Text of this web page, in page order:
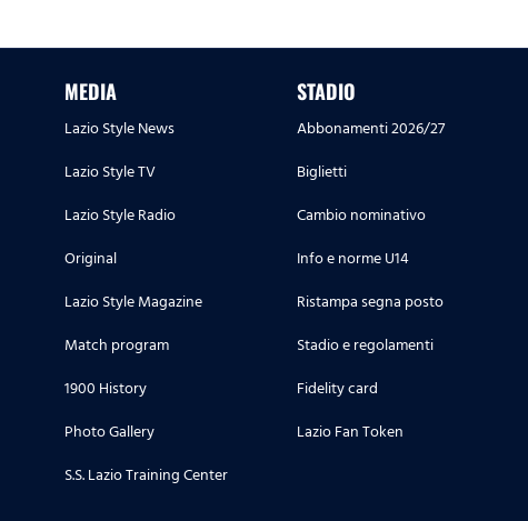
MEDIA
Lazio Style News
Lazio Style TV
Lazio Style Radio
Original
Lazio Style Magazine
Match program
1900 History
Photo Gallery
S.S. Lazio Training Center
STADIO
Abbonamenti 2026/27
Biglietti
Cambio nominativo
Info e norme U14
Ristampa segna posto
Stadio e regolamenti
Fidelity card
Lazio Fan Token